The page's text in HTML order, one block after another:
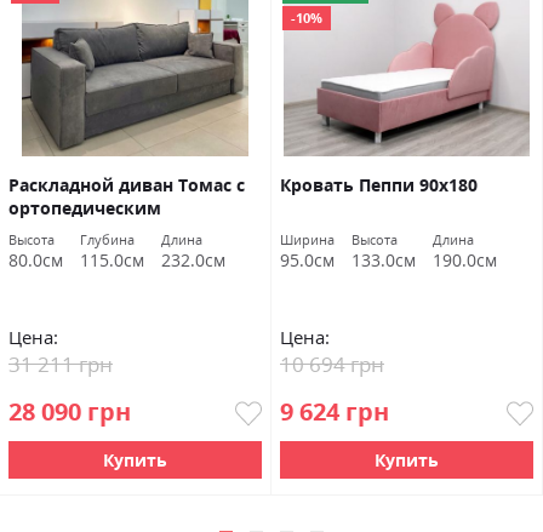
Раскладной диван Томас с
ортопедическим
наполнением и нишей
162х192 Шик Галичина
Высота
80.0см
Глубина
115.0см
Длина
232.0см
Цена:
28 090 грн
31 211 грн
Купить
-10%
Кровать Пеппи 90х180
Ширина
95.0см
Высота
133.0см
Длина
190.0см
Цена:
9 624 грн
10 694 грн
Купить